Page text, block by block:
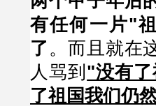
有任何一片"
了 。而且就在
人骂到 "没有
了祖国我们仍